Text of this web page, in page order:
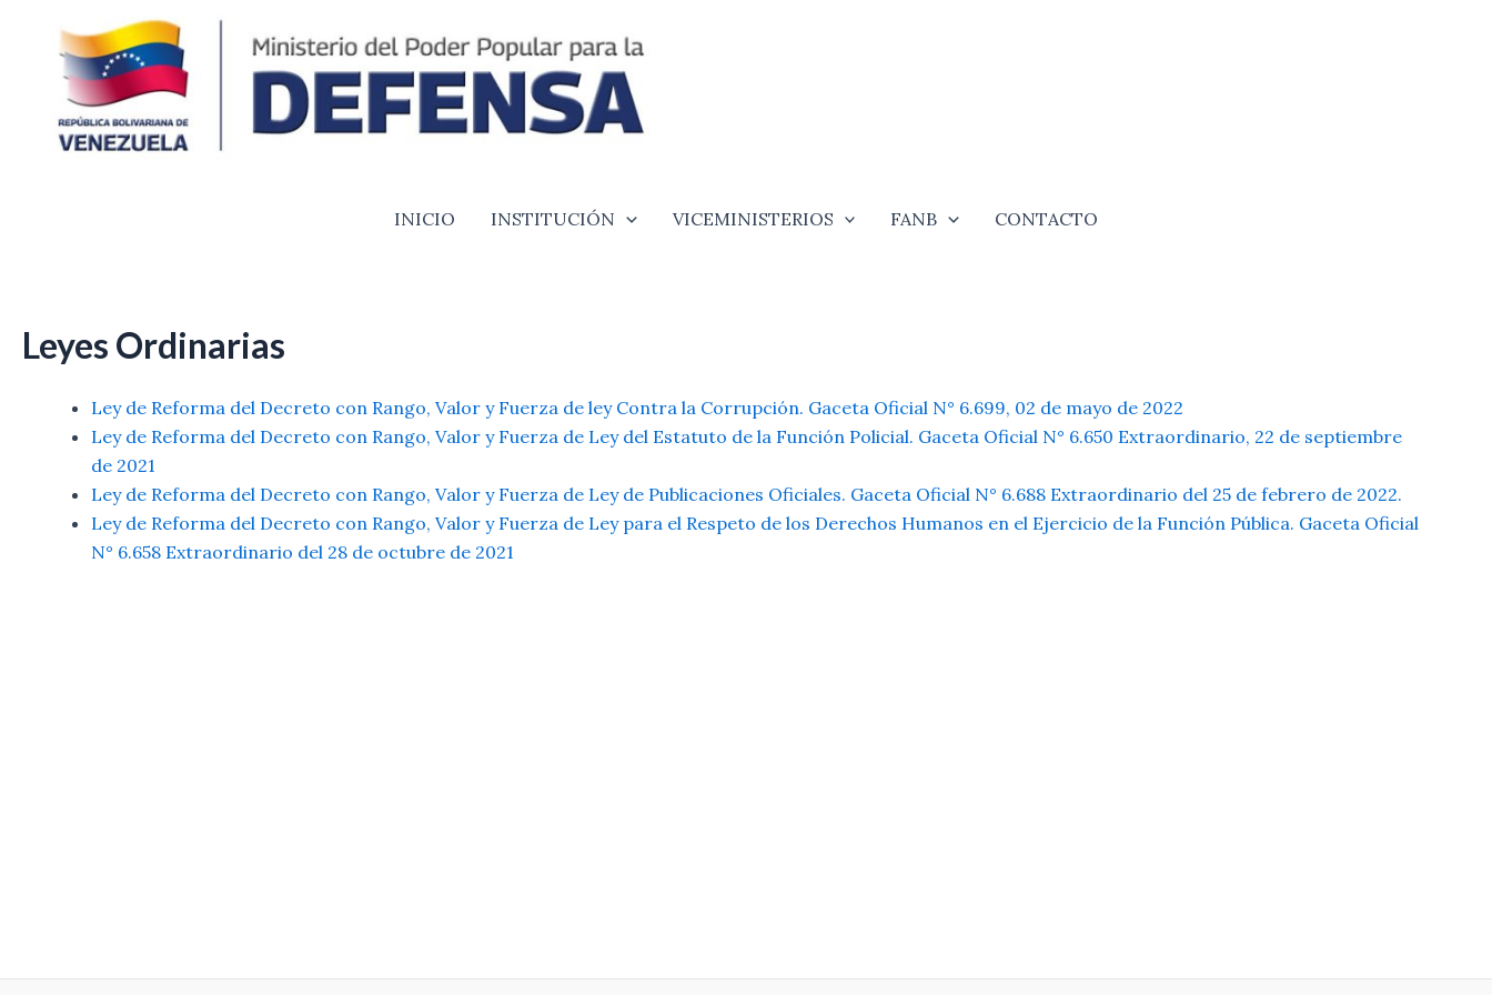
contenido
INICIO INSTITUCIÓN VICEMINISTERIOS FANB CONTACTO
Leyes Ordinarias
Ley de Reforma del Decreto con Rango, Valor y Fuerza de ley Contra la Corrupción. Gaceta Oficial N° 6.699, 02 de mayo de 2022
Ley de Reforma del Decreto con Rango, Valor y Fuerza de Ley del Estatuto de la Función Policial. Gaceta Oficial N° 6.650 Extraordinario, 22 de septiembre
de 2021
Ley de Reforma del Decreto con Rango, Valor y Fuerza de Ley de Publicaciones Oficiales. Gaceta Oficial N° 6.688 Extraordinario del 25 de febrero de 2022.
Ley de Reforma del Decreto con Rango, Valor y Fuerza de Ley para el Respeto de los Derechos Humanos en el Ejercicio de la Función Pública. Gaceta Oficial
N° 6.658 Extraordinario del 28 de octubre de 2021